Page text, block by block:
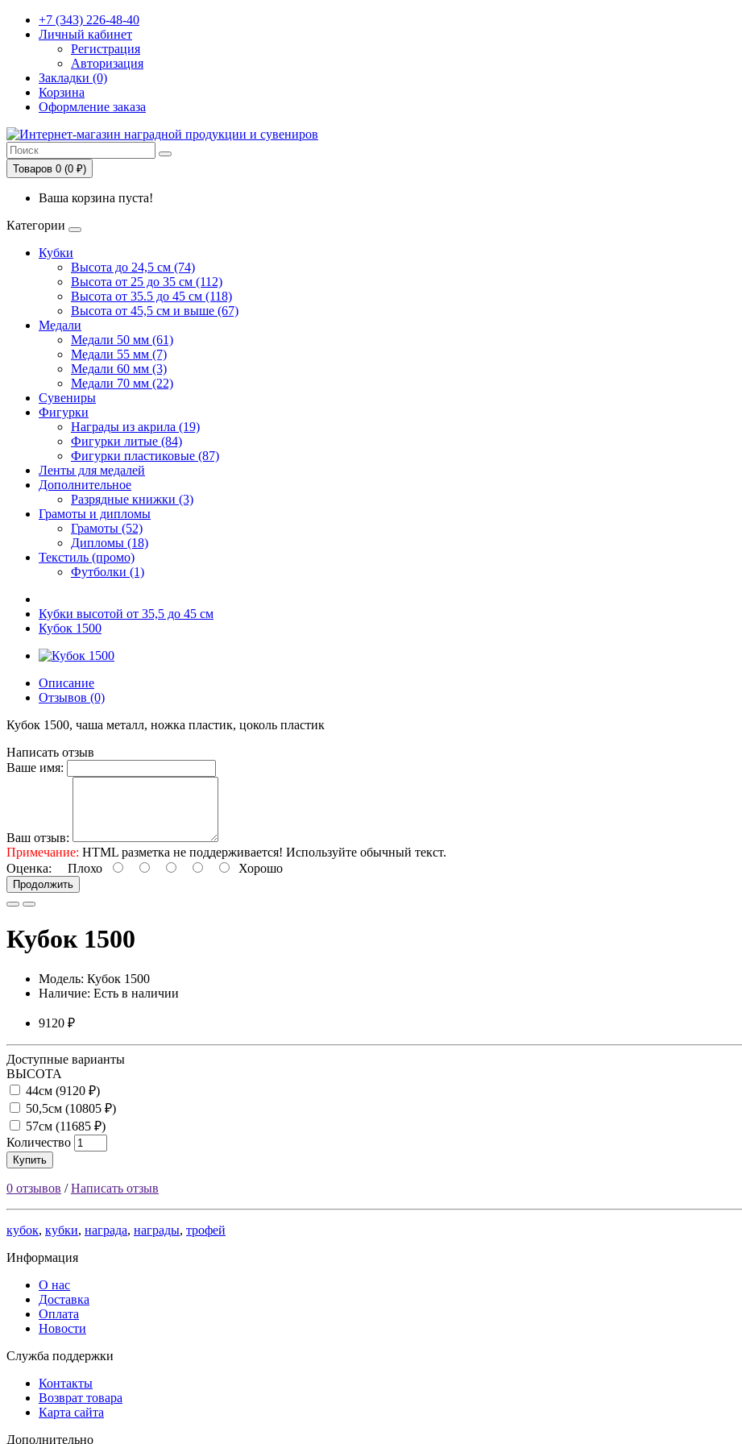
+7 (343) 226-48-40
Личный кабинет
Регистрация
Авторизация
Закладки (0)
Корзина
Оформление заказа
Товаров 0 (0 ₽)
Ваша корзина пуста!
Категории
Кубки
Высота до 24,5 см (74)
Высота от 25 до 35 см (112)
Высота от 35.5 до 45 см (118)
Высота от 45,5 см и выше (67)
Медали
Медали 50 мм (61)
Медали 55 мм (7)
Медали 60 мм (3)
Медали 70 мм (22)
Сувениры
Фигурки
Награды из акрила (19)
Фигурки литые (84)
Фигурки пластиковые (87)
Ленты для медалей
Дополнительное
Разрядные книжки (3)
Грамоты и дипломы
Грамоты (52)
Дипломы (18)
Текстиль (промо)
Футболки (1)
Кубки высотой от 35,5 до 45 см
Кубок 1500
Описание
Отзывов (0)
Кубок 1500, чаша металл, ножка пластик, цоколь пластик
Написать отзыв
Ваше имя:
Ваш отзыв:
Примечание: HTML разметка не поддерживается! Используйте обычный текст.
Оценка: Плохо Хорошо
Продолжить
Кубок 1500
Модель: Кубок 1500
Наличие: Есть в наличии
9120 ₽
Доступные варианты
ВЫСОТА
44см (9120 ₽)
50,5см (10805 ₽)
57см (11685 ₽)
Количество
Купить
0 отзывов /Написать отзыв
кубок, кубки, награда, награды, трофей
Информация
О нас
Доставка
Оплата
Новости
Служба поддержки
Контакты
Возврат товара
Карта сайта
Дополнительно